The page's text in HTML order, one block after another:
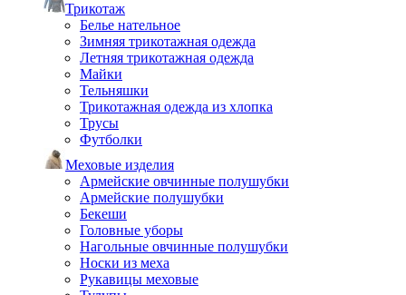
Трикотаж
Белье нательное
Зимняя трикотажная одежда
Летняя трикотажная одежда
Майки
Тельняшки
Трикотажная одежда из хлопка
Трусы
Футболки
Меховые изделия
Армейские овчинные полушубки
Армейские полушубки
Бекеши
Головные уборы
Нагольные овчинные полушубки
Носки из меха
Рукавицы меховые